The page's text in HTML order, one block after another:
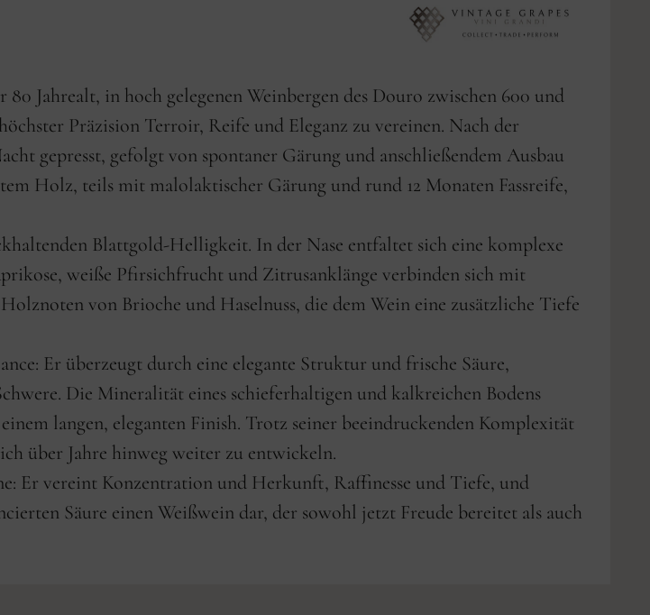
Jahrealt, in hoch gelegenen Weinbergen des Douro zwischen 600 und
Präzision Terroir, Reife und Eleganz zu vereinen. Nach der
gepresst, gefolgt von spontaner Gärung und anschließendem Ausbau
Holz, teils mit malolaktischer Gärung und rund 12 Monaten Fassreife,
Blattgold‑Helligkeit. In der Nase entfaltet sich eine komplexe
weiße Pfirsichfrucht und Zitrusanklänge verbinden sich mit
von Brioche und Haselnuss, die dem Wein eine zusätzliche Tiefe
Er überzeugt durch eine elegante Struktur und frische Säure,
Die Mineralität eines schieferhaltigen und kalkreichen Bodens
langen, eleganten Finish. Trotz seiner beeindruckenden Komplexität
über Jahre hinweg weiter zu entwickeln.
Er vereint Konzentration und Herkunft, Raffinesse und Tiefe, und
Säure einen Weißwein dar, der sowohl jetzt Freude bereitet als auch